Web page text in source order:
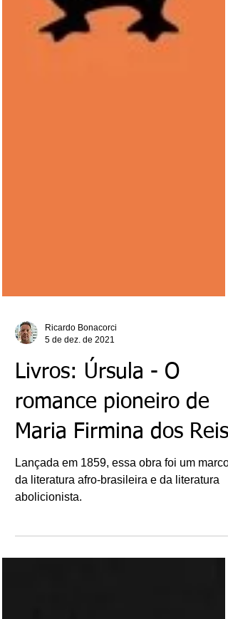
Ricardo Bonacorci
5 de dez. de 2021
Livros: Úrsula - O
romance pioneiro de
Maria Firmina dos Reis
Lançada em 1859, essa obra foi um marco